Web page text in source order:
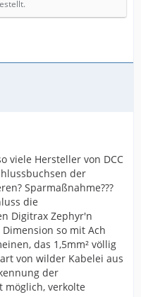
viele Hersteller von DCC
der
Sparmaßnahme???
die
Digitrax Zephyr'n
so mit Ach
das 1,5mm² völlig
von wilder Kabelei aus
der
verkolte